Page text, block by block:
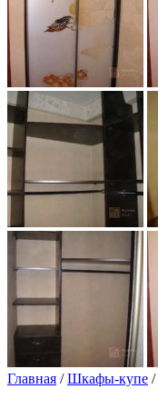
Главная /Шкафы-купе /